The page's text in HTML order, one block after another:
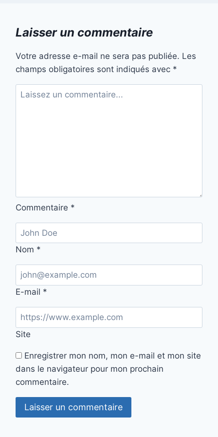
Laisser un commentaire
Votre adresse e-mail ne sera pas publiée. Les
champs obligatoires sont indiqués avec *
Commentaire *
Nom *
E-mail *
Site
Enregistrer mon nom, mon e-mail et mon site
dans le navigateur pour mon prochain
commentaire.